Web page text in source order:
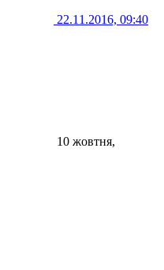
22.11.2016, 09:40
10 жовтня,